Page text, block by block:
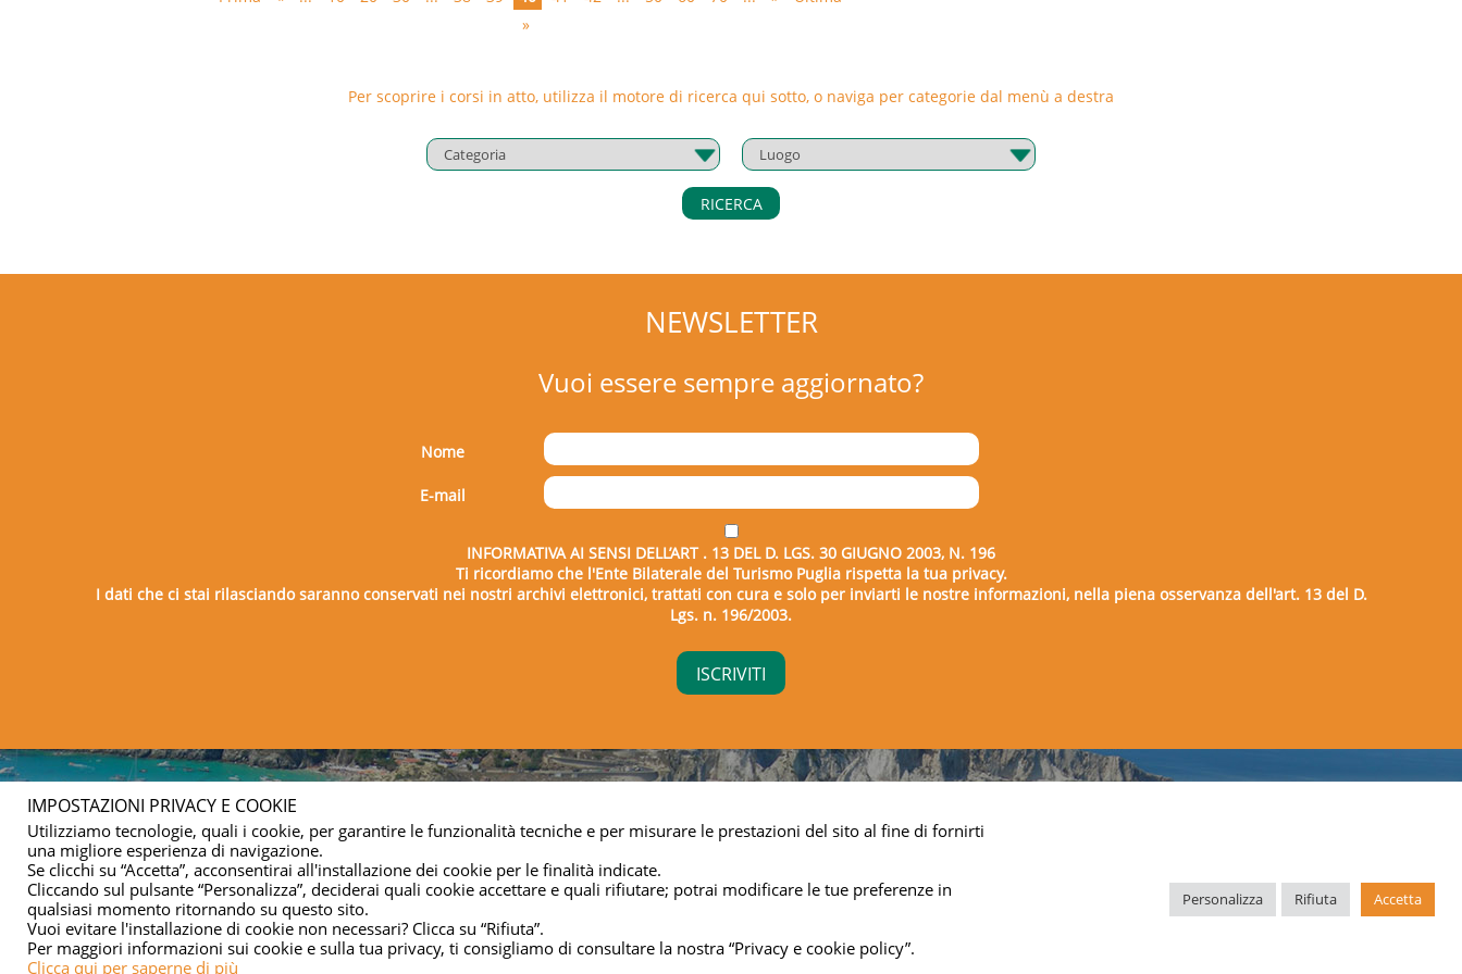
Parte pratica: il registro antincendio, sorveglianza impianti attrezzature e sistemi di
»
Per scoprire i corsi in atto, utilizza il motore di ricerca qui sotto, o naviga per categorie dal menù a destra
RICERCA
NEWSLETTER
Vuoi essere sempre aggiornato?
Nome
E-mail
INFORMATIVA AI SENSI DELL’ART . 13 DEL D. LGS. 30 GIUGNO 2003, N. 196
Ti ricordiamo che l'Ente Bilaterale del Turismo Puglia rispetta la tua privacy.
I dati che ci stai rilasciando saranno conservati nei nostri archivi elettronici, trattati con cura e solo per inviarti le nostre informazioni, nella piena osservanza dell'art. 13 del D.
Lgs. n. 196/2003.
Privacy & cookie
Managed byElabora Next
IMPOSTAZIONI PRIVACY E COOKIE
Utilizziamo tecnologie, quali i cookie, per garantire le funzionalità tecniche e per misurare le prestazioni del sito al fine di fornirti
una migliore esperienza di navigazione.
Se clicchi su “Accetta”, acconsentirai all'installazione dei cookie per le finalità indicate.
Cliccando sul pulsante “Personalizza”, deciderai quali cookie accettare e quali rifiutare; potrai modificare le tue preferenze in
qualsiasi momento ritornando su questo sito.
Vuoi evitare l'installazione di cookie non necessari? Clicca su “Rifiuta”.
Per maggiori informazioni sui cookie e sulla tua privacy, ti consigliamo di consultare la nostra “Privacy e cookie policy”.
Clicca qui per saperne di più
Personalizza Rifiuta Accetta